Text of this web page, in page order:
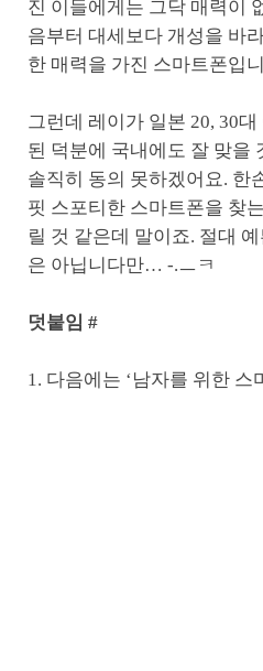
진 이들에게는 그닥 매력이
음부터 대세보다 개성을 바
한 매력을 가진 스마트폰입
그런데 레이가 일본 20, 30
된 덕분에 국내에도 잘 맞을
솔직히 동의 못하겠어요. 한
핏 스포티한 스마트폰을 찾
릴 것 같은데 말이죠. 절대
은 아닙니다만… -.ㅡㅋ
덧붙임 #
1. 다음에는 ‘남자를 위한 스